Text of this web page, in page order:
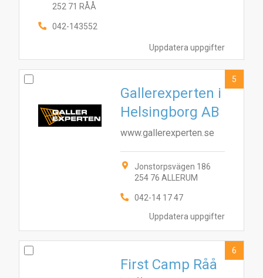
Uppdatera uppgifter
252 71 RÅÅ
042-143552
Uppdatera uppgifter
Gallerexperten i
Helsingborg AB
www.gallerexperten.se
Jonstorpsvägen 186
254 76 ALLERUM
042-14 17 47
5
First Camp Råå
6
123
456789
10